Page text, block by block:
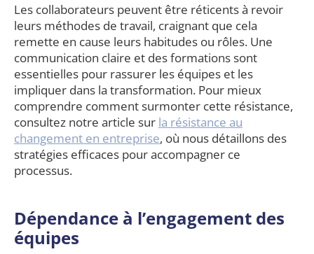
Les collaborateurs peuvent être réticents à revoir
leurs méthodes de travail, craignant que cela
remette en cause leurs habitudes ou rôles. Une
communication claire et des formations sont
essentielles pour rassurer les équipes et les
impliquer dans la transformation. Pour mieux
comprendre comment surmonter cette résistance,
consultez notre article sur la résistance au
changement en entreprise, où nous détaillons des
stratégies efficaces pour accompagner ce
processus.
Dépendance à l’engagement des
équipes